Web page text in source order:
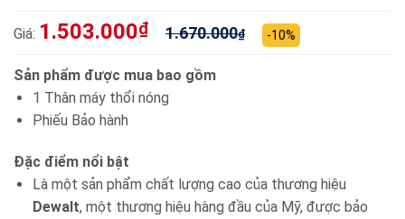
Giá: 1.503.000₫ 1.670.000₫ -10%
Sản phẩm được mua bao gồm
1 Thân máy thổi nóng
Phiếu Bảo hành
Đặc điểm nổi bật
Là một sản phẩm chất lượng cao của thương hiệu
Dewalt, một thương hiệu hàng đầu của Mỹ, được bảo